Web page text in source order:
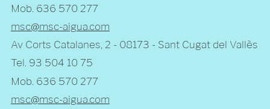
Mob. 636 570 277
msc@msc-aigua.com
Av Corts Catalanes, 2 - 08173 - Sant Cugat del Vallès
Tel. 93 504 10 75
Mob. 636 570 277
msc@msc-aigua.com